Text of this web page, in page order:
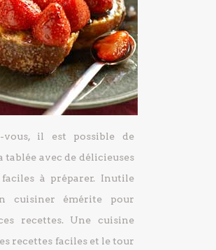
vous, il est possible de
tablée avec de délicieuses
à préparer. Inutile
cuisiner émérite pour
recettes. Une cuisine
recettes faciles et le tour